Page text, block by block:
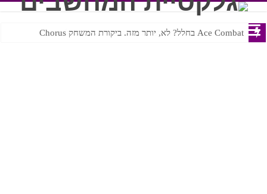
Ace Combat בחלל? לא, יותר מזה. ביקורת המשחק Chorus
Steven Universe והשירים שתורגמו בצורה נוראית לעברית